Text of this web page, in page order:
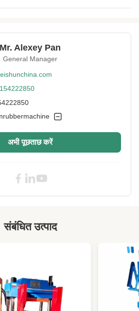
मिनट
ODM क्रेता लेबल
प्रणाली
डिजाइन
रबर घुमावदार मशीन
डाउन प्रेशर रबर कटेज मशीन
Mr. Alexey Pan
General Manager
अभी पूछताछ करें
संबंधित उत्पाद